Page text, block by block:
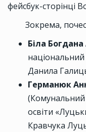
фейсбук-сторінці
Зокрема,
Біла Богдана
національний
Данила
Германюк
(Комунальний
освіти
Кравчука